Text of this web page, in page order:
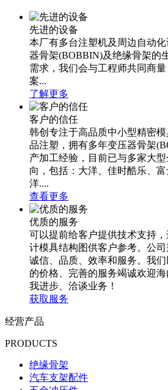
先进的设备
本厂有多台注塑机及周边自动
器骨架(BOBBIN)及绝缘骨架的
需求，我们会与工程师共同商
案...
了解更多
客户的信任
韩创专注于高品质中小型精密
品注塑，拥有多年变压器骨架
产加工经验，目前已与多家大
向，包括：大洋、佳时酷乐、
洋....
查看更多
优质的服务
可以提前给客户提供技术支持
计模具结构图供客户参考。公司
诚信、品质、效率和服务。我
的价格、完善的服务竭诚欢迎
我进步、洽谈业务！
获取服务
经营产品
PRODUCTS
绝缘骨架
汽车支架配件